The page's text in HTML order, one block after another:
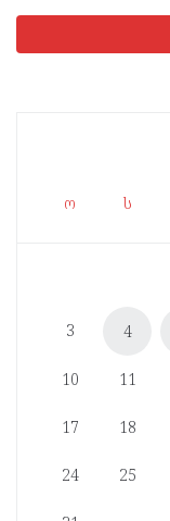
ო ს
3 4
10 11
17 18
24 25